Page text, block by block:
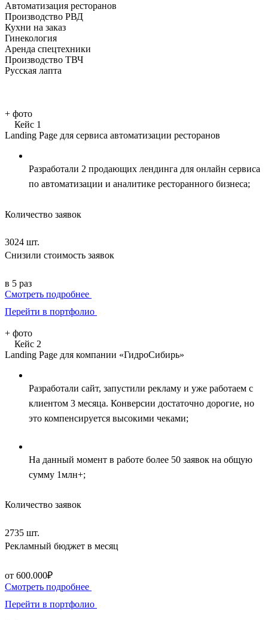
Автоматизация ресторанов
Производство РВД
Кухни на заказ
Гинекология
Аренда спецтехники
Производство ТВЧ
Русская лапта
+ фото
Кейс 1
Landing Page для сервиса автоматизации ресторанов
Разработали 2 продающих лендинга для онлайн сервиса
по автоматизации и аналитике ресторанного бизнеса;
Количество заявок
3024 шт.
Снизили стоимость заявок
в 5 раз
Смотреть подробнее
Перейти в портфолио
+ фото
Кейс 2
Landing Page для компании «ГидроСибирь»
Разработали сайт, запустили рекламу и уже работаем с
клиентом 3 месяца. Конверсии достаточно дорогие, но
это компенсируется высокими чеками;
На данный момент в работе более 50 заявок на общую
сумму 1млн+;
Количество заявок
2735 шт.
Рекламный бюджет в месяц
от 600.000₽
Смотреть подробнее
Перейти в портфолио